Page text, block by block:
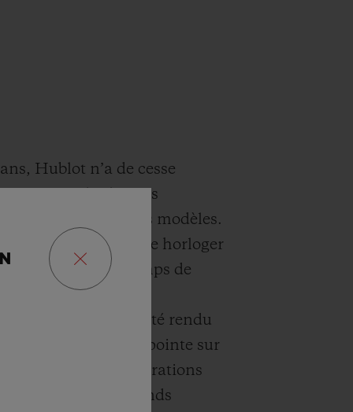
Hublot n’a de cesse
repoussant les limites
et esthétiques de ses modèles.
entre savoir-faire horloger
futur, les garde-temps de
par leur
Ce succès a été rendu
des recherches de pointe sur
et par des collaborations
uns des plus grands